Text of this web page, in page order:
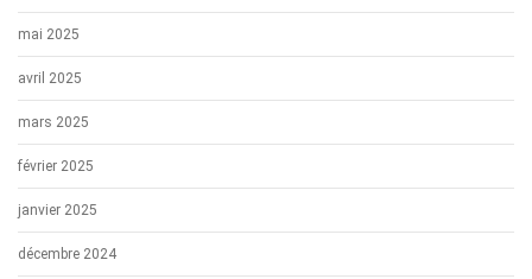
mai 2025
avril 2025
mars 2025
février 2025
janvier 2025
décembre 2024